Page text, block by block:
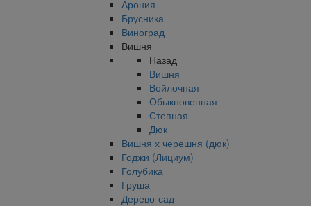
Арония
Брусника
Виноград
Вишня
Назад
Вишня
Войлочная
Обыкновенная
Степная
Дюк
Вишня х черешня (дюк)
Годжи (Лициум)
Голубика
Груша
Дерево-сад